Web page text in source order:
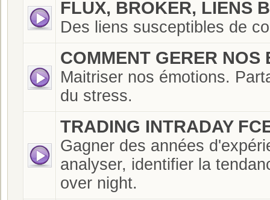
FLUX, BROKER, LIENS
Des liens susceptibles de
COMMENT GERER NOS
Maitriser nos émotions.
du stress.
TRADING INTRADAY
Gagner des années
analyser, identifier la
over night.